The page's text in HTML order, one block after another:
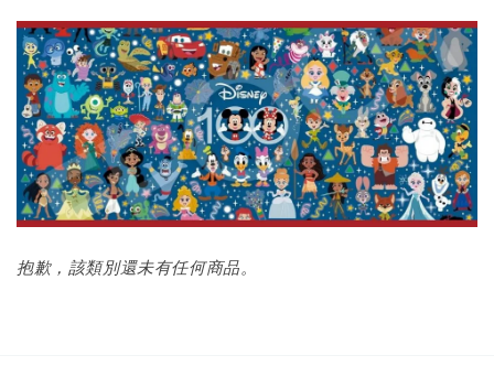
抱歉，該類別還未有任何商品。